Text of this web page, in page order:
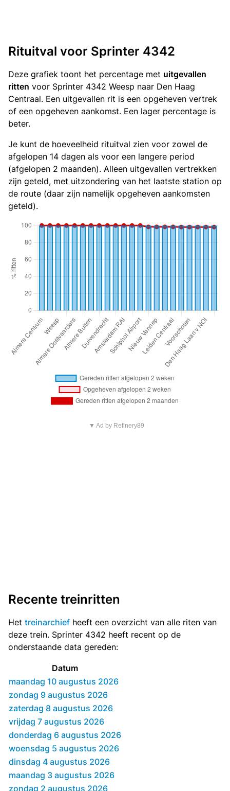
Rituitval voor Sprinter 4342
Deze grafiek toont het percentage met uitgevallen
ritten voor Sprinter 4342 Weesp naar Den Haag
Centraal. Een uitgevallen rit is een opgeheven vertrek
of een opgeheven aankomst. Een lager percentage is
beter.
Je kunt de hoeveelheid rituitval zien voor zowel de
afgelopen 14 dagen als voor een langere period
(afgelopen 2 maanden). Alleen uitgevallen vertrekken
zijn geteld, met uitzondering van het laatste station op
de route (daar zijn namelijk opgeheven aankomsten
geteld).
▼ Ad by Refinery89
Recente treinritten
Het treinarchief heeft een overzicht van alle riten van
deze trein. Sprinter 4342 heeft recent op de
onderstaande data gereden:
Datum
maandag 10 augustus 2026
zondag 9 augustus 2026
zaterdag 8 augustus 2026
vrijdag 7 augustus 2026
donderdag 6 augustus 2026
woensdag 5 augustus 2026
dinsdag 4 augustus 2026
maandag 3 augustus 2026
zondag 2 augustus 2026